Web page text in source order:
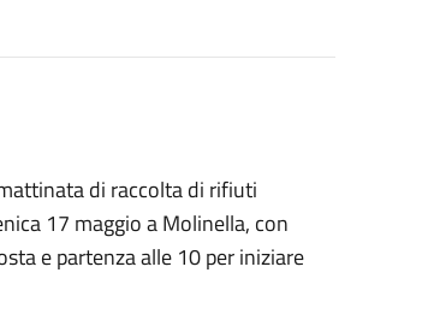
di raccolta di rifiuti
17 maggio a Molinella, con
e partenza alle 10 per iniziare